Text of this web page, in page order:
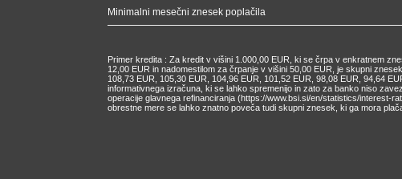
Minimalni mesečni znesek poplačila
Primer kredita : Za kredit v višini 1.000,00 EUR, ki se črpa v enkratnem
12,00 EUR in nadomestilom za črpanje v višini 50,00 EUR, je skupni
108,73 EUR, 105,30 EUR, 104,96 EUR, 101,52 EUR, 98,08 EUR, 94,64
informativnega izračuna, ki se lahko spremenijo in zato za banko niso
operacije glavnega refinanciranja (https://www.bsi.si/en/statistics/interest-
obrestne mere se lahko znatno poveča tudi skupni znesek, ki ga mora